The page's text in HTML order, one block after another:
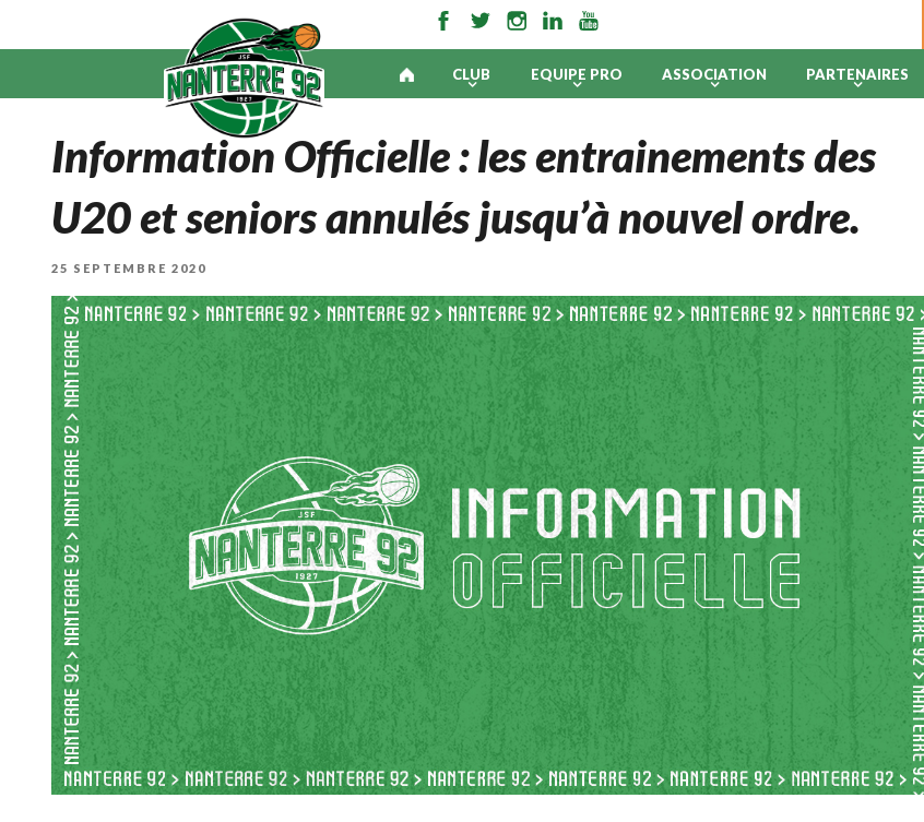
CLUB EQUIPE PRO ASSOCIATION PARTENAIRES
Information Officielle : les entrainements des
U20 et seniors annulés jusqu’à nouvel ordre.
PUBLIÉ
25 SEPTEMBRE 2020